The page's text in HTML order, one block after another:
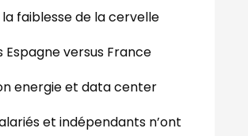
faiblesse de la cervelle
Espagne versus France
energie et data center
et indépendants n’ont